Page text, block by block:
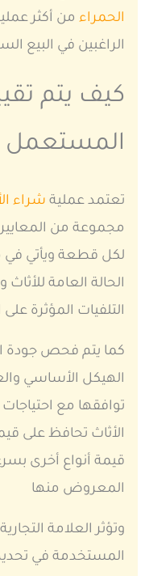
الحمراءمن أكثر
الراغبين في البيع
كيف يتم
المستعمل
تعتمد عملية شراء
مجموعة من المعايير
لكل قطعة ويأتي في
الحالة العامة
التلفيات المؤثرة
كما يتم فحص جودة
الهيكل الأساسي
توافقها مع
الأثاث تحافظ على
قيمة أنواع أخرى
المعروض منها
وتؤثر العلامة
المستخدمة في